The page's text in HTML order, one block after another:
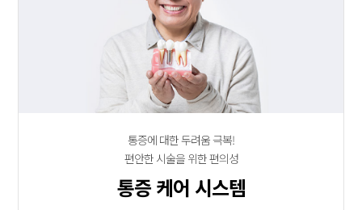
통증에 대한 두려움 극복!
편안한 시술을 위한 편의성
통증 케어 시스템